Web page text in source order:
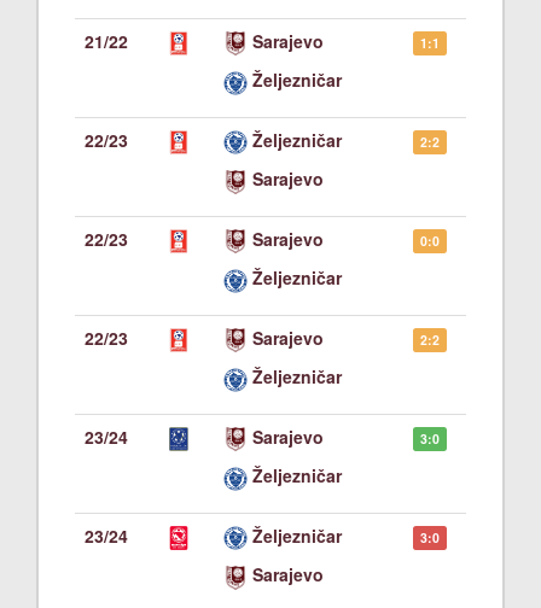
21/22
Sarajevo
Željezničar
1:1
22/23
Željezničar
Sarajevo
2:2
22/23
Sarajevo
Željezničar
0:0
22/23
Sarajevo
Željezničar
2:2
23/24
Sarajevo
Željezničar
3:0
23/24
Željezničar
Sarajevo
3:0